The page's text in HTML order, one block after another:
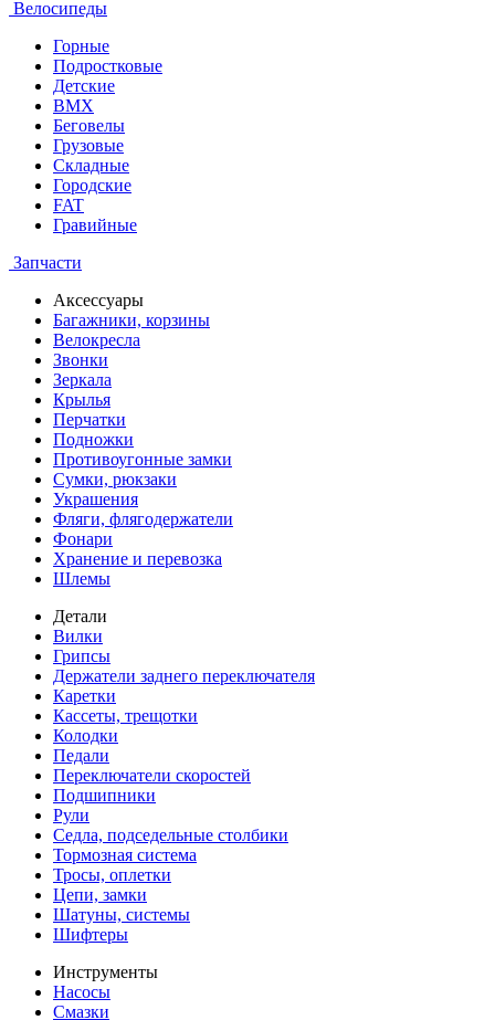
Велосипеды
Горные
Подростковые
Детские
BMX
Беговелы
Грузовые
Складные
Городские
FAT
Гравийные
Запчасти
Аксессуары
Багажники, корзины
Велокресла
Звонки
Зеркала
Крылья
Перчатки
Подножки
Противоугонные замки
Сумки, рюкзаки
Украшения
Фляги, флягодержатели
Фонари
Хранение и перевозка
Шлемы
Детали
Вилки
Грипсы
Держатели заднего переключателя
Каретки
Кассеты, трещотки
Колодки
Педали
Переключатели скоростей
Подшипники
Рули
Седла, подседельные столбики
Тормозная система
Тросы, оплетки
Цепи, замки
Шатуны, системы
Шифтеры
Инструменты
Насосы
Смазки